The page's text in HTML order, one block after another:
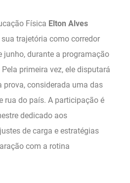
Física Elton Alves
trajetória como corredor
junho, durante a programação
Pela primeira vez, ele disputará
prova, considerada uma das
rua do país. A participação é
dedicado aos
de carga e estratégias
com a rotina